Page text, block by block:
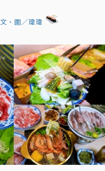
文、圖／瑋瑋